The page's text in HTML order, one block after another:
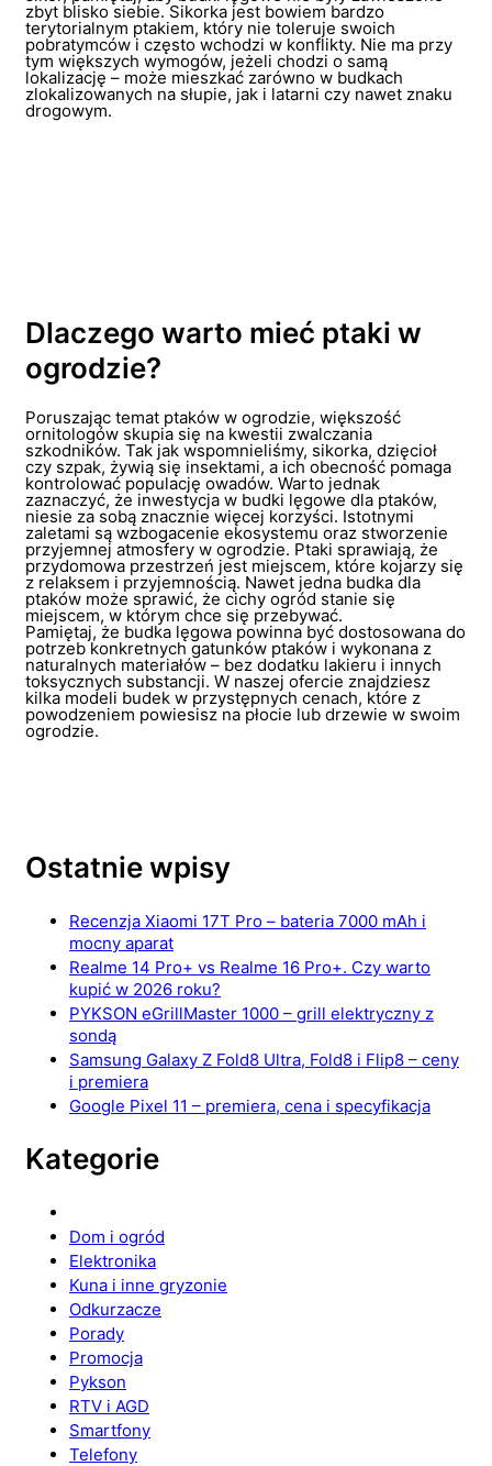
zbyt blisko siebie. Sikorka jest bowiem bardzo
terytorialnym ptakiem, który nie toleruje swoich
pobratymców i często wchodzi w konflikty. Nie ma przy
tym większych wymogów, jeżeli chodzi o samą
lokalizację – może mieszkać zarówno w budkach
zlokalizowanych na słupie, jak i latarni czy nawet znaku
drogowym.
Dlaczego warto mieć ptaki w
ogrodzie?
Poruszając temat ptaków w ogrodzie, większość
ornitologów skupia się na kwestii zwalczania
szkodników. Tak jak wspomnieliśmy, sikorka, dzięcioł
czy szpak, żywią się insektami, a ich obecność pomaga
kontrolować populację owadów. Warto jednak
zaznaczyć, że inwestycja w budki lęgowe dla ptaków,
niesie za sobą znacznie więcej korzyści. Istotnymi
zaletami są wzbogacenie ekosystemu oraz stworzenie
przyjemnej atmosfery w ogrodzie. Ptaki sprawiają, że
przydomowa przestrzeń jest miejscem, które kojarzy się
z relaksem i przyjemnością. Nawet jedna budka dla
ptaków może sprawić, że cichy ogród stanie się
miejscem, w którym chce się przebywać.
Pamiętaj, że budka lęgowa powinna być dostosowana do
potrzeb konkretnych gatunków ptaków i wykonana z
naturalnych materiałów – bez dodatku lakieru i innych
toksycznych substancji. W naszej ofercie znajdziesz
kilka modeli budek w przystępnych cenach, które z
powodzeniem powiesisz na płocie lub drzewie w swoim
ogrodzie.
Ostatnie wpisy
Recenzja Xiaomi 17T Pro – bateria 7000 mAh i
mocny aparat
Realme 14 Pro+ vs Realme 16 Pro+. Czy warto
kupić w 2026 roku?
PYKSON eGrillMaster 1000 – grill elektryczny z
sondą
Samsung Galaxy Z Fold8 Ultra, Fold8 i Flip8 – ceny
i premiera
Google Pixel 11 – premiera, cena i specyfikacja
Kategorie
Dom i ogród
Elektronika
Kuna i inne gryzonie
Odkurzacze
Porady
Promocja
Pykson
RTV i AGD
Smartfony
Telefony